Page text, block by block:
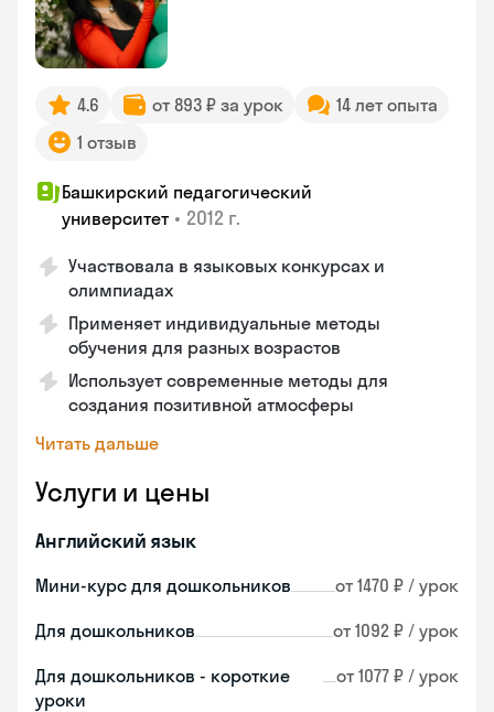
4.6 от 893 ₽ за урок
14 лет опыта
1 отзыв
Башкирский педагогический
университет • 2012 г.
Участвовала в языковых конкурсах и
олимпиадах
Применяет индивидуальные методы
обучения для разных возрастов
Использует современные методы для
создания позитивной атмосферы
Читать дальше
Услуги и цены
Английский язык
Мини-курс для дошкольников от 1470 ₽ / урок
Для дошкольников от 1092 ₽ / урок
Для дошкольников - короткие
уроки
от 1077 ₽ / урок